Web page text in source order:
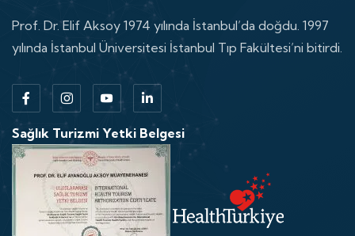
Prof. Dr. Elif Aksoy 1974 yılında İstanbul’da doğdu. 1997
yılında İstanbul Üniversitesi İstanbul Tıp Fakültesi’ni bitirdi.
Sağlık Turizmi Yetki Belgesi